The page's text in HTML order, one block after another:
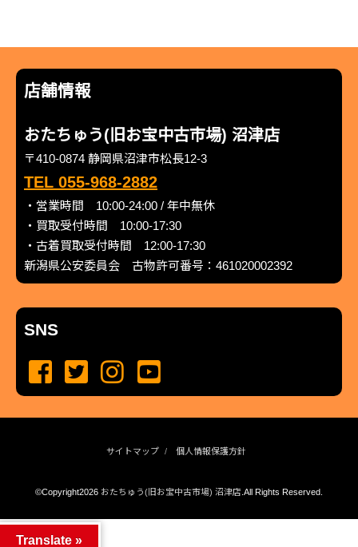
店舗情報
おたちゅう(旧お宝中古市場) 沼津店
〒410-0874 静岡県沼津市松長12-3
TEL 055-968-2882
・営業時間 10:00-24:00 / 年中無休
・買取受付時間 10:00-17:30
・古着買取受付時間 12:00-17:30
新潟県公安委員会 古物許可番号：461020002392
SNS
サイトマップ 個人情報保護方針
©Copyright2026 おたちゅう(旧お宝中古市場) 沼津店.All Rights Reserved.
Translate »